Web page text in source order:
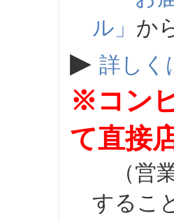
ル」 か
▶ 詳しく
※コン
て直接
（営業
するこ